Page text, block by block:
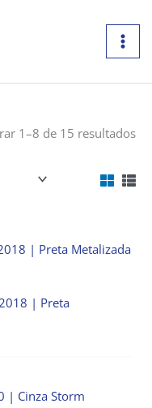
1–8 de 15 resultados
| Preta